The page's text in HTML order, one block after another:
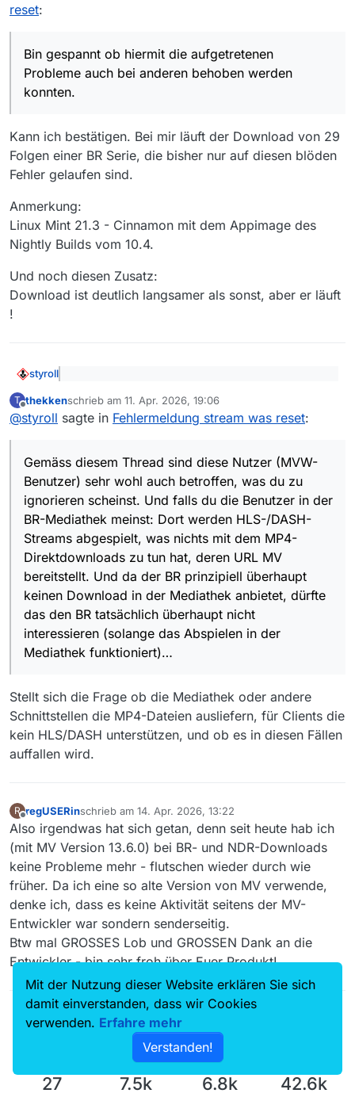
aufgebaute Http-Verbindung nach einer
bestimmten Menge an Daten verlässlich
zerstört…
alle Downloads erfolgreich abschließen (der
größte mit 4,6GB).
Im aktuellen Nightly von heute ist der neue
nutzt dann den CDN Downloader, ansonsten
wird der alte Downloader verwendet.
meine 100MBit Leitung ausnutzen) - aber wie
oben geschrieben ist die letzte CDN Instanz
begrenzt und Downloads können je nach
Im Tab Download kann über den Filter-Button
die Funktion mittels der CheckBox auch
deaktiviert werden. Wichtig ist das Umschalten
läuft.
reset:
Bin gespannt ob hiermit die aufgetretenen
Probleme auch bei anderen behoben werden
konnten.
Kann ich bestätigen. Bei mir läuft der Download von 29
Folgen einer BR Serie, die bisher nur auf diesen blöden
Fehler gelaufen sind.
Anmerkung:
Linux Mint 21.3 - Cinnamon mit dem Appimage des
Nightly Builds vom 10.4.
Und noch diesen Zusatz:
Download ist deutlich langsamer als sonst, aber er läuft
!
styroll
welchem Grund auch immer nicht ebenfalls
betroffen sind, dürfte den BR das nicht
Gemäss diesem Thread sind diese Nutzer (MVW-
Benutzer) sehr wohl auch betroffen, was du zu
BR-Mediathek meinst: Dort werden HLS-/DASH-Streams
abgespielt, was nichts mit dem MP4-Direktdownloads zu
tun hat, deren URL MV bereitstellt. Und da der BR
prinzipiell überhaupt keinen Download in der Mediathek
anbietet, dürfte das den BR tatsächlich überhaupt nicht
interessieren (solange das Abspielen in der Mediathek
funktioniert)…
T
Offline
thekkenschrieb am 11. Apr. 2026, 19:06
zuletzt editiert von
@styroll sagte in Fehlermeldung stream was reset:
Gemäss diesem Thread sind diese Nutzer (MVW-
Benutzer) sehr wohl auch betroffen, was du zu
ignorieren scheinst. Und falls du die Benutzer in der
BR-Mediathek meinst: Dort werden HLS-/DASH-
Streams abgespielt, was nichts mit dem MP4-
Direktdownloads zu tun hat, deren URL MV
bereitstellt. Und da der BR prinzipiell überhaupt
keinen Download in der Mediathek anbietet, dürfte
das den BR tatsächlich überhaupt nicht
interessieren (solange das Abspielen in der
Mediathek funktioniert)…
Stellt sich die Frage ob die Mediathek oder andere
Schnittstellen die MP4-Dateien ausliefern, für Clients die
kein HLS/DASH unterstützen, und ob es in diesen Fällen
auffallen wird.
R
Offline
regUSERinschrieb am 14. Apr. 2026, 13:22
zuletzt editiert von
Also irgendwas hat sich getan, denn seit heute hab ich
(mit MV Version 13.6.0) bei BR- und NDR-Downloads
keine Probleme mehr - flutschen wieder durch wie
früher. Da ich eine so alte Version von MV verwende,
denke ich, dass es keine Aktivität seitens der MV-
Entwickler war sondern senderseitig.
Btw mal GROSSES Lob und GROSSEN Dank an die
Entwickler - bin sehr froh über Euer Produkt!
27 7.5k 6.8k 42.6k
Mit der Nutzung dieser Website erklären Sie sich
damit einverstanden, dass wir Cookies
verwenden. Erfahre mehr
Verstanden!